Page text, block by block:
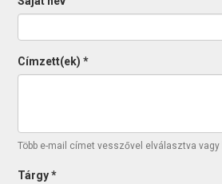
Címzett(ek)*
Több e-mail címet vesszővel elválasztva vagy
Tárgy*